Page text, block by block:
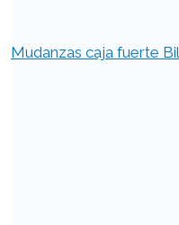
Mudanzas caja fuerte